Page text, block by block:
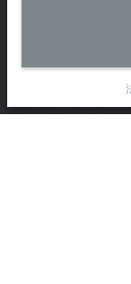
毕孚自动化设备
市北智汇园4号楼
静安区汶水路 299